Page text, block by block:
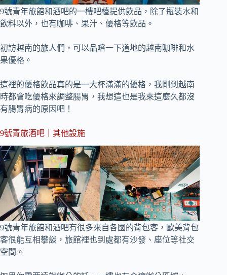
9號青年旅館和酒吧的一樓吧檯提供飲品，除了瓶裝水和
飲料以外，也有咖啡、果汁、優格等飲品。
初訪越南的旅人們，可以品嚐一下道地的越南咖啡和水
果優格。
這裡的優格飲品真的是一大杯滿滿的優格，我剛到越南
時都會吃優格來調整腸胃，我想這也是我來這麼久都沒
有腸胃病的原因吧！
9號青旅酒吧｜其他設施
9號青年旅館和酒吧有很多來自各國的背包客，歐美背包
客很能互相攀談，旅館裡也到處都有沙發、座位等社交
空間。